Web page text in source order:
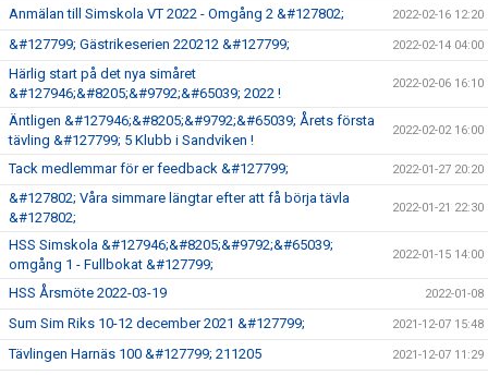
Anmälan till Simskola VT 2022 - Omgång 2 &#127802; 2022-02-16 12:20
&#127799; Gästrikeserien 220212 &#127799; 2022-02-14 04:00
Härlig start på det nya simåret
&#127946;&#8205;&#9792;&#65039; 2022 !
2022-02-06 16:10
Äntligen &#127946;&#8205;&#9792;&#65039; Årets första
tävling &#127799; 5 Klubb i Sandviken !
2022-02-02 16:00
Tack medlemmar för er feedback &#127799; 2022-01-27 20:20
&#127802; Våra simmare längtar efter att få börja tävla
&#127802;
2022-01-21 22:30
HSS Simskola &#127946;&#8205;&#9792;&#65039;
omgång 1 - Fullbokat &#127799;
2022-01-15 14:00
HSS Årsmöte 2022-03-19 2022-01-08
Sum Sim Riks 10-12 december 2021 &#127799; 2021-12-07 15:48
Tävlingen Harnäs 100 &#127799; 211205 2021-12-07 11:29